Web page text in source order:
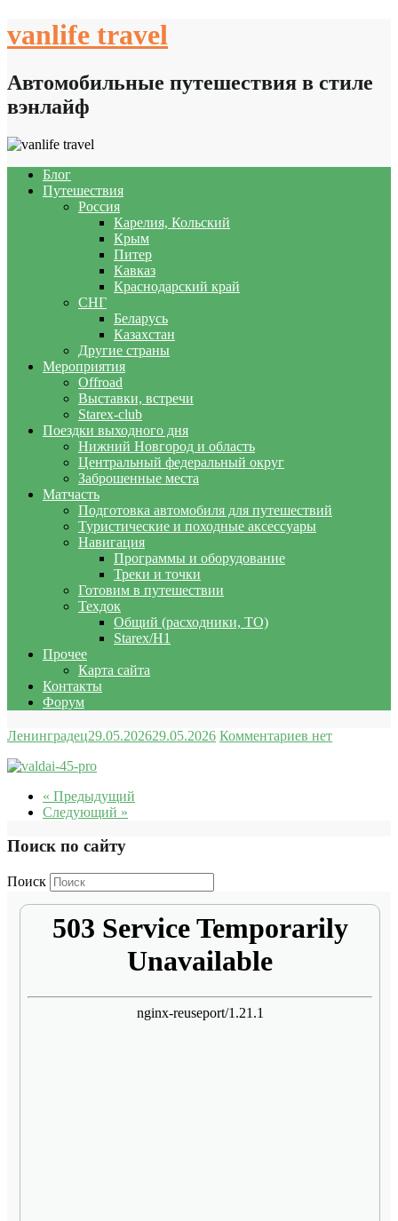
to
vanlife travel
Автомобильные путешествия в стиле
вэнлайф
Блог
Путешествия
Россия
Карелия, Кольский
Крым
Питер
Кавказ
Краснодарский край
СНГ
Беларусь
Казахстан
Другие страны
Мероприятия
Offroad
Выставки, встречи
Starex-club
Поездки выходного дня
Нижний Новгород и область
Центральный федеральный округ
Заброшенные места
Матчасть
Подготовка автомобиля для путешествий
Туристические и походные аксессуары
Навигация
Программы и оборудование
Треки и точки
Готовим в путешествии
Техдок
Общий (расходники, ТО)
Starex/H1
Прочее
Карта сайта
Контакты
Форум
Ленинградец29.05.202629.05.2026 Комментариев нет
« Предыдущий
Следующий »
Поиск по сайту
Поиск